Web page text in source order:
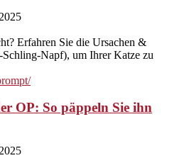
Erfahren Sie die Ursachen &
Napf), um Ihrer Katze zu
OP: So päppeln Sie ihn